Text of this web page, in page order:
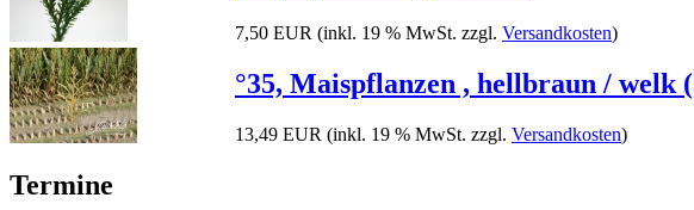
7,50 EUR (inkl. 19 % MwSt. zzgl. Versandkosten)
°35, Maispflanzen , hellbraun / welk
13,49 EUR (inkl. 19 % MwSt. zzgl. Versandkosten)
Termine